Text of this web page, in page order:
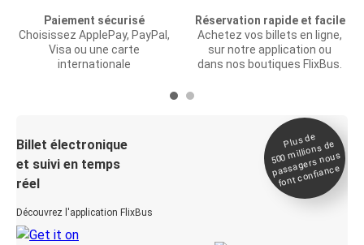
Paiement sécurisé
Choisissez ApplePay, PayPal,
Visa ou une carte
internationale
Réservation rapide et facile
Achetez vos billets en ligne,
sur notre application ou
dans nos boutiques FlixBus.
Billet électronique
et suivi en temps
réel
Découvrez l'application FlixBus
Plus de
500
millions de
passagers nous
font confiance